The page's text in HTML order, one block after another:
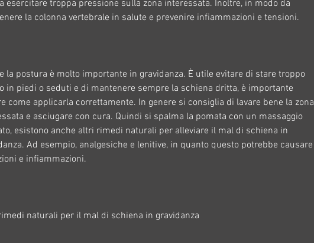
la colonna vertebrale in salute e prevenire infiammazioni e tensioni.
la postura è molto importante in gravidanza. È utile evitare di stare troppo
in piedi o seduti e di mantenere sempre la schiena dritta, è importante
come applicarla correttamente. In genere si consiglia di lavare bene la zona
e asciugare con cura. Quindi si spalma la pomata con un massaggio
esistono anche altri rimedi naturali per alleviare il mal di schiena in
Ad esempio, analgesiche e lenitive, in quanto questo potrebbe causare
e infiammazioni.
naturali per il mal di schiena in gravidanza